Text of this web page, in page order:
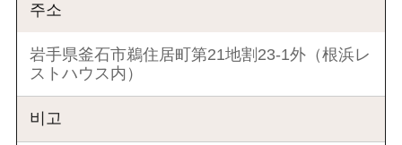
주소
岩手県釜石市鵜住居町第21地割23-1外（根浜レ
ストハウス内）
비고